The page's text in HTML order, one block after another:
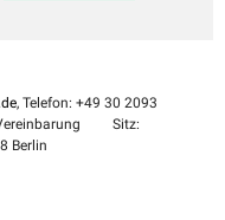
, Telefon: +49 30 2093
Sitz:
Berlin